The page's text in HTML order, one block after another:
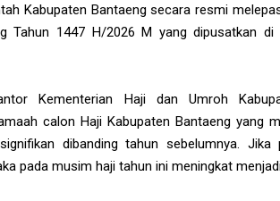
Kabupaten Bantaeng secara resmi
Tahun 1447 H/2026 M yang dipusatkan di
Kementerian Haji dan Umroh
calon Haji Kabupaten Bantaeng yang
dibanding tahun sebelumnya.
pada musim haji tahun ini meningkat